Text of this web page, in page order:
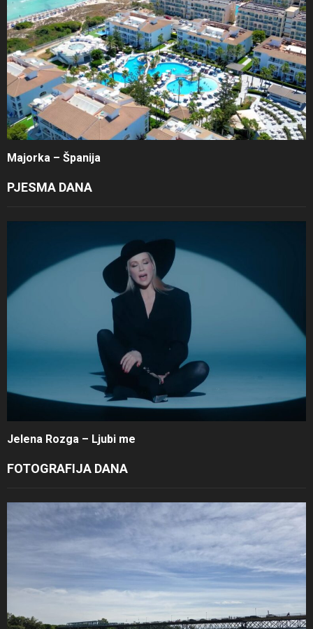
Majorka – Španija
PJESMA DANA
Jelena Rozga – Ljubi me
FOTOGRAFIJA DANA